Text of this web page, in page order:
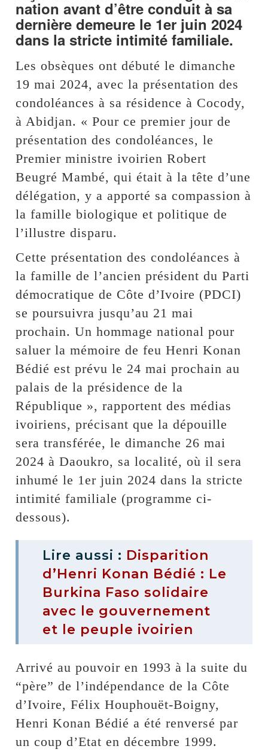
nation avant d’être conduit à sa
dernière demeure le 1er juin 2024
dans la stricte intimité familiale.
Les obsèques ont débuté le dimanche
19 mai 2024, avec la présentation des
condoléances à sa résidence à Cocody,
à Abidjan. « Pour ce premier jour de
présentation des condoléances, le
Premier ministre ivoirien Robert
Beugré Mambé, qui était à la tête d’une
délégation, y a apporté sa compassion à
la famille biologique et politique de
l’illustre disparu.
Cette présentation des condoléances à
la famille de l’ancien président du Parti
démocratique de Côte d’Ivoire (PDCI)
se poursuivra jusqu’au 21 mai
prochain. Un hommage national pour
saluer la mémoire de feu Henri Konan
Bédié est prévu le 24 mai prochain au
palais de la présidence de la
République », rapportent des médias
ivoiriens, précisant que la dépouille
sera transférée, le dimanche 26 mai
2024 à Daoukro, sa localité, où il sera
inhumé le 1er juin 2024 dans la stricte
intimité familiale (programme ci-
dessous).
Lire aussi : Disparition
d’Henri Konan Bédié : Le
Burkina Faso solidaire
avec le gouvernement
et le peuple ivoirien
Arrivé au pouvoir en 1993 à la suite du
“père” de l’indépendance de la Côte
d’Ivoire, Félix Houphouët-Boigny,
Henri Konan Bédié a été renversé par
un coup d’Etat en décembre 1999.